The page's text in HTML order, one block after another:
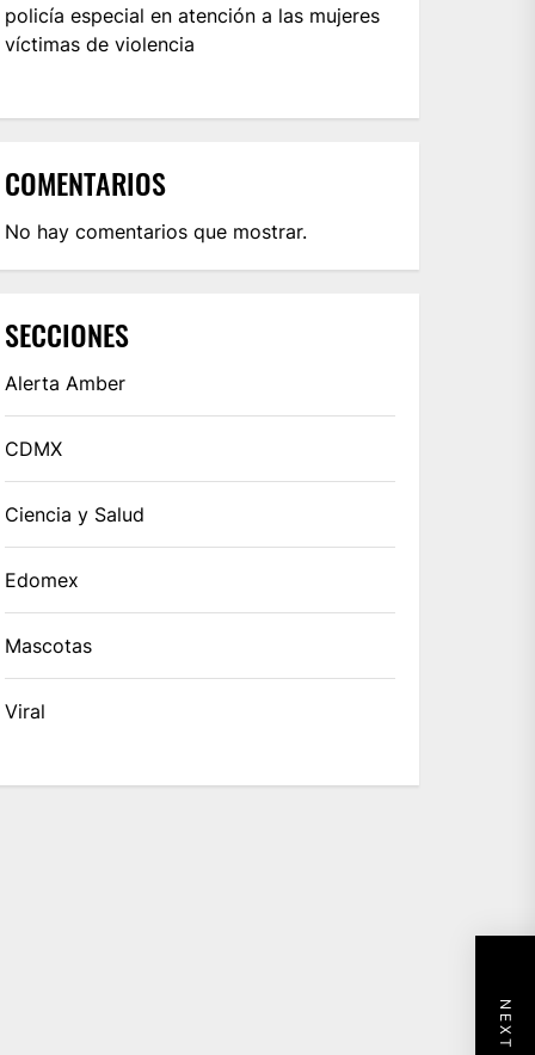
policía especial en atención a las mujeres
víctimas de violencia
COMENTARIOS
No hay comentarios que mostrar.
SECCIONES
Alerta Amber
CDMX
Ciencia y Salud
Edomex
Mascotas
Viral